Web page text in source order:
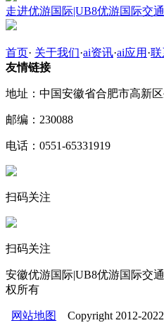
走进优游国际|UB8优游国际交通
首页· 关于我们·ai资讯·ai应用 ·联
友情链接
地址：中国安徽省合肥市高新
邮编：230088
电话：0551-65331919
扫码关注
扫码关注
安徽优游国际|UB8优游国际交
权所有
网站地图 Copyright 2012-